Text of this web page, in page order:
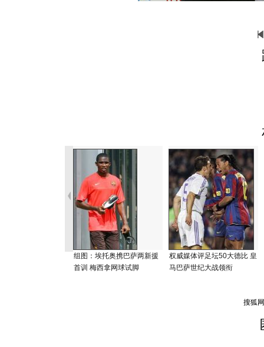
组图：埃托奥携巴萨两新援
首训 梅西拿网球试脚
权威媒体评足坛50大德比 皇
马巴萨世纪大战领衔